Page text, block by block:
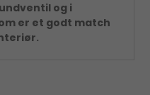
og i
er et godt match